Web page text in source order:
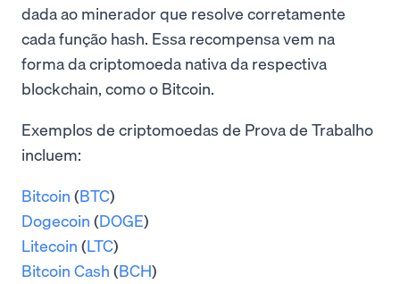
dada ao minerador que resolve corretamente
cada função hash. Essa recompensa vem na
forma da criptomoeda nativa da respectiva
blockchain, como o Bitcoin.
Exemplos de criptomoedas de Prova de Trabalho
incluem:
Bitcoin (BTC)
Dogecoin (DOGE)
Litecoin (LTC)
Bitcoin Cash (BCH)